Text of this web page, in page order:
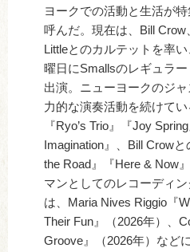
ヨークでの活動と生活が
呼んだ。現在は、Bill
Littleとのカルテットを率
曜日にSmallsのレギュラ
出演。ニューヨークのジ
力的な演奏活動を続けて
『Ryo’s Trio』『Joy
Imagination』、Bill Crow
the Road』『Here & Now
マンとしてのレコーディ
は、Maria Nives Riggio『
Their Fun』（2026年）、
Groove』（2026年）など